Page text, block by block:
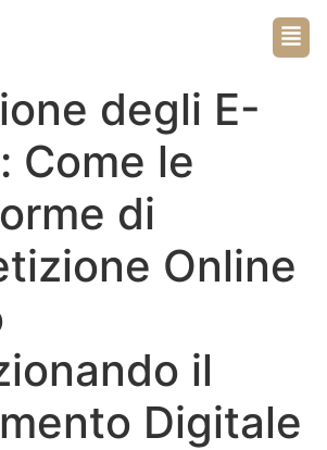
degli E-
Come le
di
Online
il
Digitale